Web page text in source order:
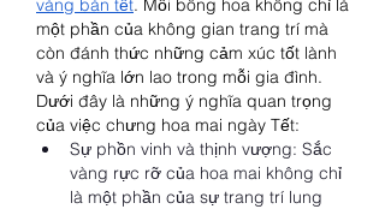
vàng bán tết. Mỗi bông hoa không chỉ là
một phần của không gian trang trí mà
còn đánh thức những cảm xúc tốt lành
và ý nghĩa lớn lao trong mỗi gia đình.
Dưới đây là những ý nghĩa quan trọng
của việc chưng hoa mai ngày Tết:
Sự phồn vinh và thịnh vượng: Sắc
vàng rực rỡ của hoa mai không chỉ
là một phần của sự trang trí lung